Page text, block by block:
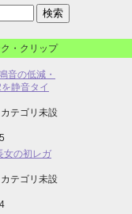
ク・クリップ
音の低減・
静音タイ
テゴリ未設
女の初レガ
テゴリ未設